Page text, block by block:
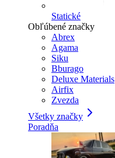
Statické
Obľúbené značky
Abrex
Agama
Siku
Bburago
Deluxe Materials
Airfix
Zvezda
Všetky značky
Poradňa